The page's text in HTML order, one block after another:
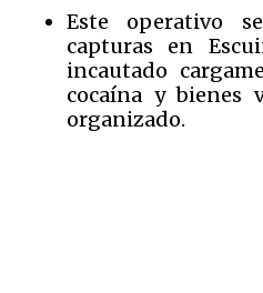
Este operativo
capturas en
incautado
cocaína y bienes
organizado.